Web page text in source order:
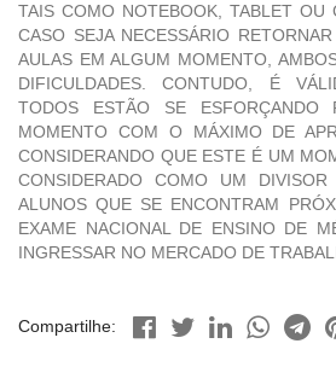
TAIS COMO NOTEBOOK, TABLET OU
CASO SEJA NECESSÁRIO
AULAS EM ALGUM MOMENTO,
DIFICULDADES. CONTUDO, É
TODOS ESTÃO SE ESFORÇANDO
MOMENTO COM O MÁXIMO DE
CONSIDERANDO QUE ESTE É UM
CONSIDERADO COMO UM
ALUNOS QUE SE ENCONTRAM
EXAME NACIONAL DE ENSINO DE
INGRESSAR NO MERCADO DE
Compartilhe: